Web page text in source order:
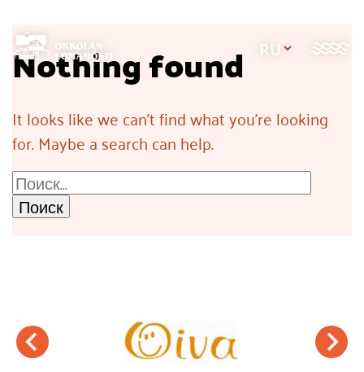
content
Nothing found
It looks like we can't find what you're looking
for. Maybe a search can help.
Найти: